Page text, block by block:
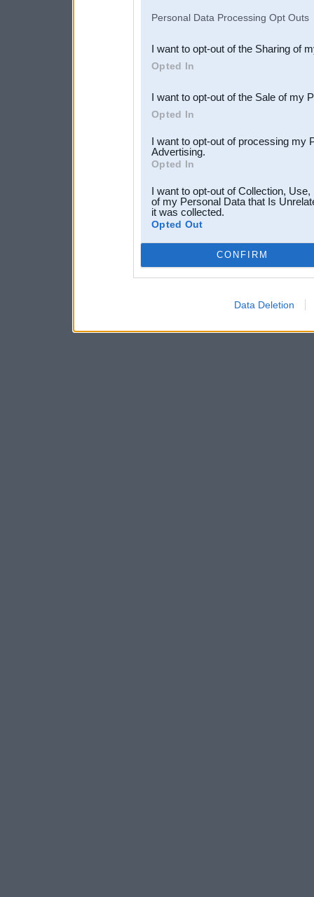
Downstream Participants
third parties.
Personal Data Processing Opt Outs
I want to opt-out of the Sharing of
Opted In
I want to opt-out of the Sale of my
Opted In
I want to opt-out of processing my
Advertising.
Opted In
I want to opt-out of Collection,
of my Personal Data that Is
it was collected.
Opted Out
CONFIRM
Data Deletion